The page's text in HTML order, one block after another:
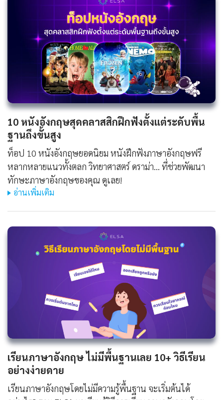
10 หนังอังกฤษสุดคลาสสิกฝึกฟังตั้งแต่ระดับพื้น
ฐานถึงขั้นสูง
ท็อป 10 หนังอังกฤษยอดนิยม หนังฝึกฟังภาษาอังกฤษฟรี
หลากหลายแนวทั้งตลก วิทยาศาสตร์ ดราม่า... ที่ช่วยพัฒนา
ทักษะภาษาอังกฤษของคุณ ดูเลย!
อ่านเพิ่มเติม
เรียนภาษาอังกฤษ ไม่มีพื้นฐานเลย 10+ วิธีเรียน
อย่างง่ายดาย
เรียนภาษาอังกฤษโดยไม่มีความรู้พื้นฐาน จะเริ่มต้นได้